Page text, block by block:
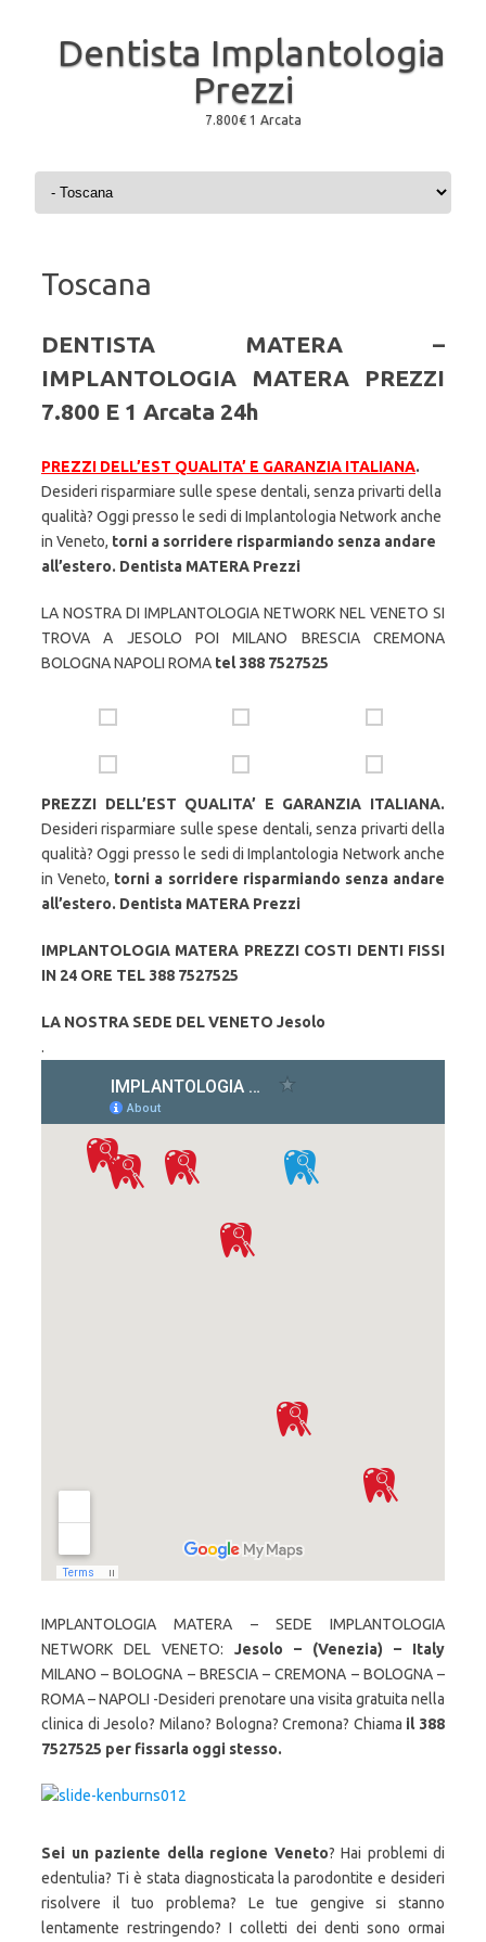
Dentista Implantologia
Prezzi
7.800€ 1 Arcata
Skip to content
Toscana
DENTISTA MATERA –
IMPLANTOLOGIA MATERA PREZZI
7.800 E 1 Arcata 24h
PREZZI DELL’EST QUALITA’ E GARANZIA ITALIANA.
Desideri risparmiare sulle spese dentali, senza privarti della
qualità? Oggi presso le sedi di Implantologia Network anche
in Veneto, torni a sorridere risparmiando senza andare
all’estero. Dentista MATERA Prezzi
LA NOSTRA DI IMPLANTOLOGIA NETWORK NEL VENETO SI
TROVA A JESOLO POI MILANO BRESCIA CREMONA
BOLOGNA NAPOLI ROMA tel 388 7527525
PREZZI DELL’EST QUALITA’ E GARANZIA ITALIANA.
Desideri risparmiare sulle spese dentali, senza privarti della
qualità? Oggi presso le sedi di Implantologia Network anche
in Veneto, torni a sorridere risparmiando senza andare
all’estero. Dentista MATERA Prezzi
IMPLANTOLOGIA MATERA PREZZI COSTI DENTI FISSI
IN 24 ORE TEL 388 7527525
LA NOSTRA SEDE DEL VENETO Jesolo
.
IMPLANTOLOGIA MATERA – SEDE IMPLANTOLOGIA
NETWORK DEL VENETO: Jesolo – (Venezia) – Italy
MILANO – BOLOGNA – BRESCIA – CREMONA – BOLOGNA –
ROMA – NAPOLI -Desideri prenotare una visita gratuita nella
clinica di Jesolo? Milano? Bologna? Cremona? Chiama il 388
7527525 per fissarla oggi stesso.
Sei un paziente della regione Veneto? Hai problemi di
edentulia? Ti è stata diagnosticata la parodontite e desideri
risolvere il tuo problema? Le tue gengive si stanno
lentamente restringendo? I colletti dei denti sono ormai